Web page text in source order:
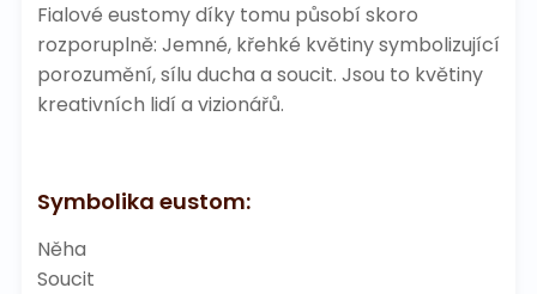
Fialové eustomy díky tomu působí skoro
rozporuplně: Jemné, křehké květiny symbolizující
porozumění, sílu ducha a soucit. Jsou to květiny
kreativních lidí a vizionářů.
Symbolika eustom:
Něha
Soucit